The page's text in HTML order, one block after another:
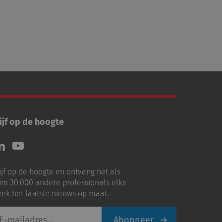
op de hoogte
Volg
ons
Youtube
op de hoogte en ontvang net als
30.000 andere professionals elke
het laatste nieuws op maat.